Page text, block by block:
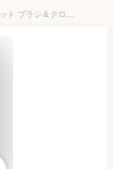
ヴィオラ VIOLA スニーカークリーナー180ml×2本セット ブラシ＆クロス付きのお得なセット 。泡のクリーナースプレー 革 合皮用 白 レザースニーカー スタンスミス 手入れ等 WEB限定【3,850円以上送料無料※沖縄別】